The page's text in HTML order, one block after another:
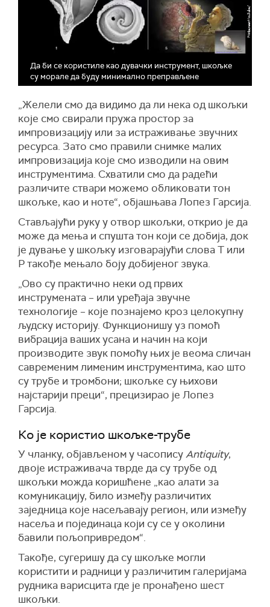
Да би се користиле као дувачки инструмент, шкољке
су морале да буду минимално преправљене
„Желели смо да видимо да ли нека од шкољки
које смо свирали пружа простор за
импровизацију или за истраживање звучних
ресурса. Зато смо правили снимке малих
импровизација које смо изводили на овим
инструментима. Схватили смо да радећи
различите ствари можемо обликовати тон
шкољке, као и ноте“, објашњава Лопез Гарсија.
Стављајући руку у отвор шкољки, открио је да
може да мења и спушта тон који се добија, док
је дување у шкољку изговарајући слова Т или
Р такође мењало боју добијеног звука.
„Ово су практично неки од првих
инструмената – или уређаја звучне
технологије – које познајемо кроз целокупну
људску историју. Функционишу уз помоћ
вибрација ваших усана и начин на који
производите звук помоћу њих је веома сличан
савременим лименим инструментима, као што
су трубе и тромбони; шкољке су њихови
најстарији преци“, прецизирао је Лопез
Гарсија.
Ко је користио шкољке-трубе
У чланку, објављеном у часописуAntiquity,
двоје истраживача тврде да су трубе од
шкољки можда коришћене „као алати за
комуникацију, било између различитих
заједница које насељавају регион, или између
насеља и појединаца који су се у околини
бавили пољопривредом“.
Такође, сугеришу да су шкољке могли
користити и радници у различитим галеријама
рудника варисцита где је пронађено шест
шкољки.